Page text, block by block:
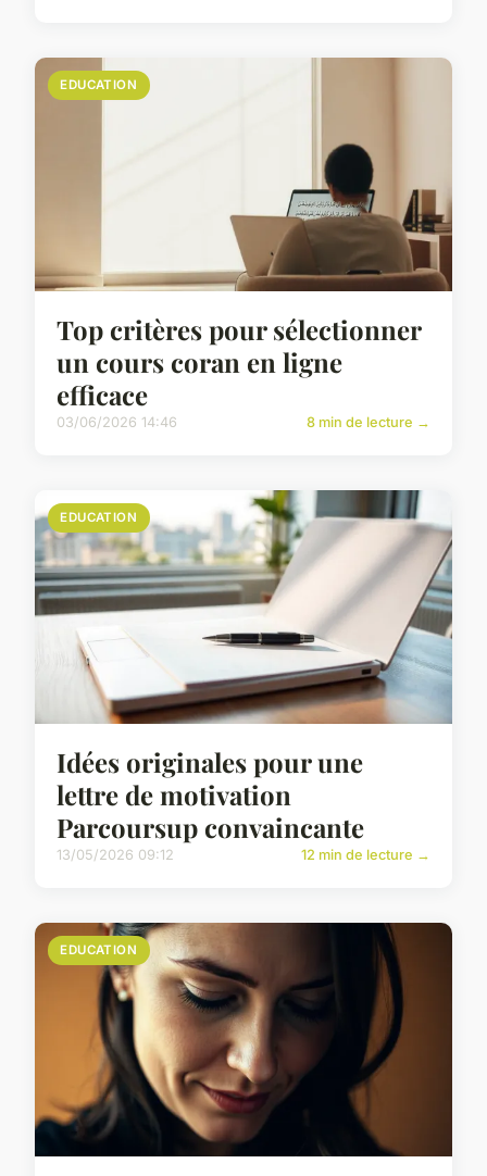
EDUCATION
Top critères pour sélectionner
un cours coran en ligne
efficace
03/06/2026 14:46 8 min de lecture →
EDUCATION
Idées originales pour une
lettre de motivation
Parcoursup convaincante
13/05/2026 09:12 12 min de lecture →
EDUCATION